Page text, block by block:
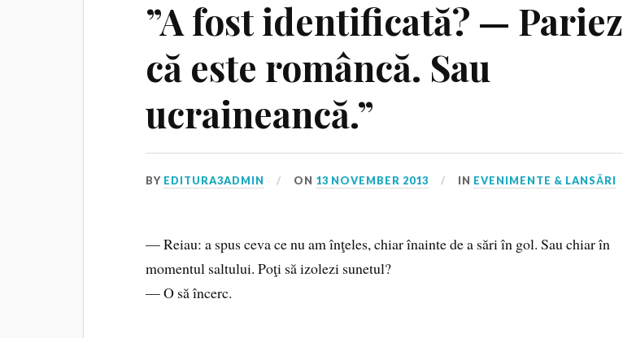
”A fost identificată? — Pariez
că este româncă. Sau
ucraineancă.”
BY EDITURA3ADMIN ON 13 NOVEMBER 2013 IN EVENIMENTE & LANSĂRI
— Reiau: a spus ceva ce nu am înţeles, chiar înainte de a sări în gol. Sau chiar în
momentul saltului. Poţi să izolezi sunetul?
— O să încerc.